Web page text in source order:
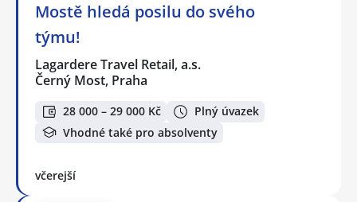
Mostě hledá posilu do svého
týmu!
Lagardere Travel Retail, a.s.
Černý Most, Praha
28 000 – 29 000 Kč
Plný úvazek
Vhodné také pro absolventy
včerejší